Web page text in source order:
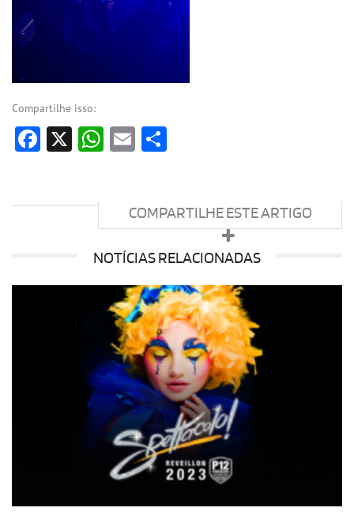
Compartilhe isso:
Facebook
X WhatsApp
Email
COMPARTILHE ESTE ARTIGO
NOTÍCIAS RELACIONADAS